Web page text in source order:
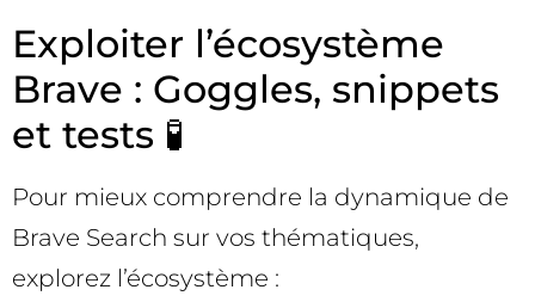
Exploiter l’écosystème
Brave : Goggles, snippets
et tests 🧪
Pour mieux comprendre la dynamique de
Brave Search sur vos thématiques,
explorez l’écosystème :